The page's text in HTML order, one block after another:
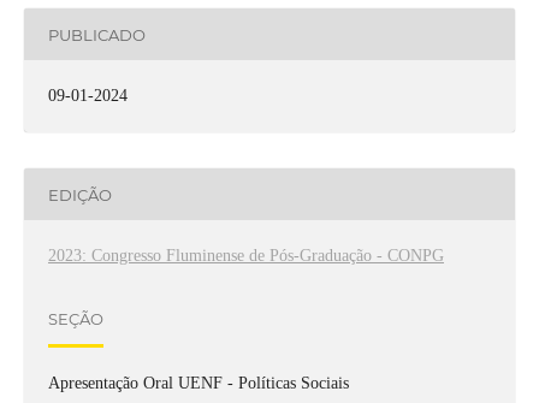
PUBLICADO
09-01-2024
EDIÇÃO
2023: Congresso Fluminense de Pós-Graduação - CONPG
SEÇÃO
Apresentação Oral UENF - Políticas Sociais